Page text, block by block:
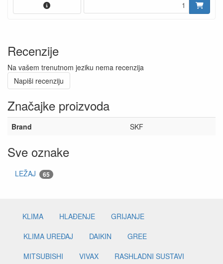
Recenzije
Na vašem trenutnom jeziku nema recenzija
Napiši recenziju
Značajke proizvoda
Brand SKF
Sve oznake
LEŽAJ 65
KLIMA HLAĐENJE
GRIJANJE
KLIMA UREĐAJ
DAIKIN
GREE
MITSUBISHI
VIVAX
RASHLADNI SUSTAVI